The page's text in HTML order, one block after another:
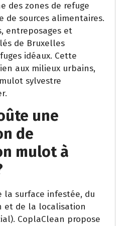
des zones de refuge
de sources alimentaires.
entreposages et
de Bruxelles
idéaux. Cette
aux milieux urbains,
sylvestre
une
de
mulot à
la surface infestée, du
et de la localisation
CoplaClean propose